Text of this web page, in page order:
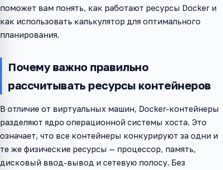
поможет вам понять, как работают ресурсы Docker и
как использовать калькулятор для оптимального
планирования.
Почему важно правильно
рассчитывать ресурсы контейнеров
В отличие от виртуальных машин, Docker-контейнеры
разделяют ядро операционной системы хоста. Это
означает, что все контейнеры конкурируют за одни и
те же физические ресурсы — процессор, память,
дисковый ввод-вывод и сетевую полосу. Без